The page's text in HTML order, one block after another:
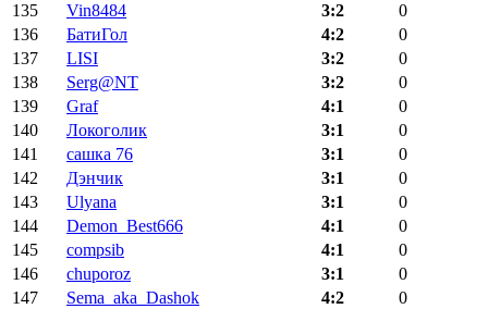
135
Vin8484 3:2
0
136
БатиГол 4:2
0
137
LISI 3:2
0
138
Serg@NT 3:2
0
139
Graf 4:1
0
140
Локоголик 3:1
0
141
сашка 76 3:1
0
142
Дэнчик 3:1
0
143
Ulyana 3:1
0
144
Demon_Best666 4:1
0
145
compsib 4:1
0
146
chuporoz 3:1
0
147
Sema_aka_Dashok 4:2
0